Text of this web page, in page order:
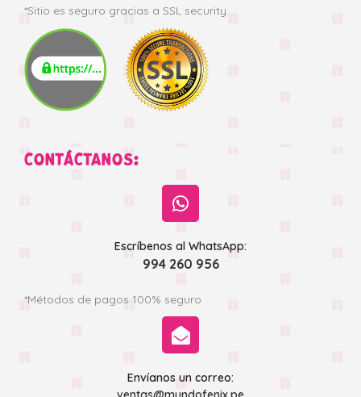
*Sitio es seguro gracias a SSL security
CONTÁCTANOS:
Escríbenos al WhatsApp:
994 260 956
*Métodos de pagos 100% seguro
Envíanos un correo: